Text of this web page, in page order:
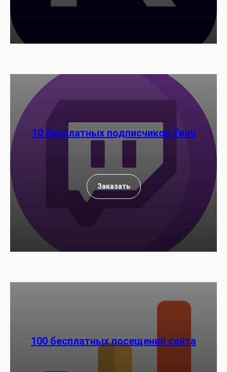
10 бесплатных подписчиков Твич
Заказать
100 бесплатных посещений сайта